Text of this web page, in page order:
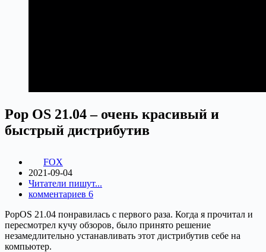
Pop OS 21.04 – очень красивый и
быстрый дистрибутив
FOX
2021-09-04
Читатели пишут...
комментариев 6
PopOS 21.04 понравилась с первого раза. Когда я прочитал и
пересмотрел кучу обзоров, было принято решение
незамедлительно устанавливать этот дистрибутив себе на
компьютер.